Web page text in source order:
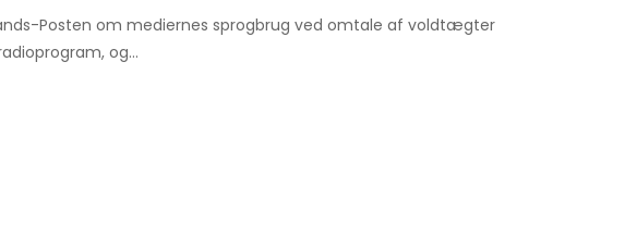
Posten om mediernes sprogbrug ved omtale af voldtægter
og…